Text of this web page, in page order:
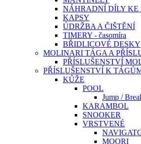
NÁHRADNÍ DÍLY KE
KAPSY
ÚDRŽBA A ČIŠTĚNÍ
TIMERY - časomíra
BŘIDLICOVÉ DESKY
MOLINARI TÁGA A
PŘÍSLUŠENSTVÍ
PŘÍSLUŠENSTVÍ K
KŮŽE
POOL
Jump /
KARAMBOL
SNOOKER
VRSTVENÉ
MOORI